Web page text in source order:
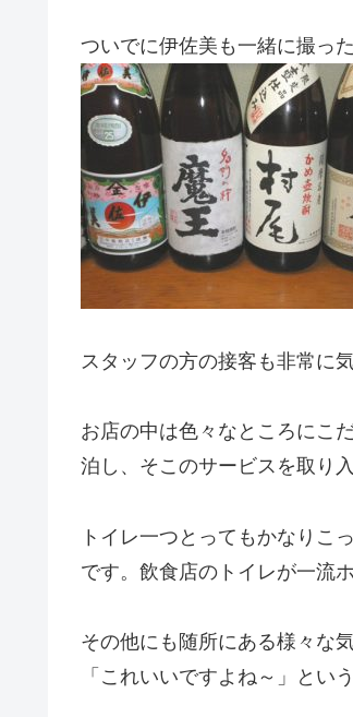
ついでに伊佐美も一緒に撮った
スタッフの方の接客も非常に
お店の中は色々なところにこ
泊し、そこのサービスを取り
トイレ一つとってもかなりこ
です。飲食店のトイレが一流
その他にも随所にある様々な気
「これいいですよね～」とい